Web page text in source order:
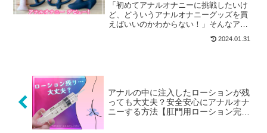
「初めてアナルオナニーに挑戦したいけ
ど、どういうアナルオナニーグッズを買
えばいいのかわからない！」そんなアナ
ル初心者のために、このページでは、オ
ススメのアナルオナニーグッズを紹介し
2024.01.31
アナルの中に注入したローションが残
っても大丈夫？安全安心にアナルオナ
ニーする方法【肛門用ローション完全